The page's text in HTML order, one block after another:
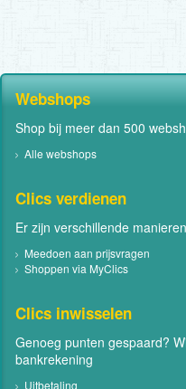
Webshops
Shop bij meer dan 500
Alle webshops
Clics verdienen
Er zijn verschillende
Meedoen aan prijsvragen
Shoppen via MyClics
Clics inwisselen
Genoeg punten gespaard?
bankrekening
Uitbetaling